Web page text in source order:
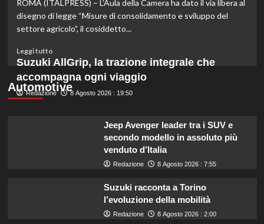
scopri
quali
marche
supermercati.
ROMA (ITALPRESS) – L’Aula della Camera ha dato il via libera al
disegno di legge “Misure di consolidamento e sviluppo del
settore agricolo”, il cosiddetto...
Leggi tuttoLeggi
di
su
Camera
Automotive
Suzuki AllGrip, la trazione integrale che
accompagna ogni viaggio
Redazione 8 Agosto 2026 : 19:50
Jeep Avenger leader tra i SUV e
secondo modello in assoluto più
venduto d’Italia
Redazione 8 Agosto 2026 : 7:55
Suzuki racconta a Torino
l’evoluzione della mobilità
Redazione 8 Agosto 2026 : 2:00